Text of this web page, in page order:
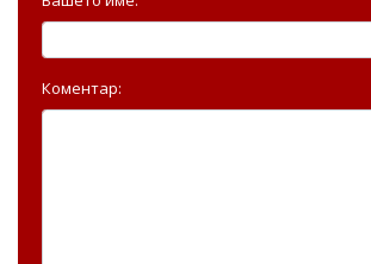
Коментар: